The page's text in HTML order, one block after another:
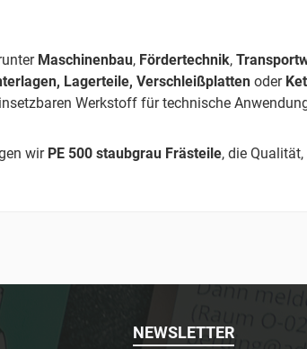
Maschinenbau, Fördertechnik,
Lagerteile, Verschleißplatten oder
Werkstoff für technische
wir PE 500 staubgrau Frästeile, die
NEWSLETTER